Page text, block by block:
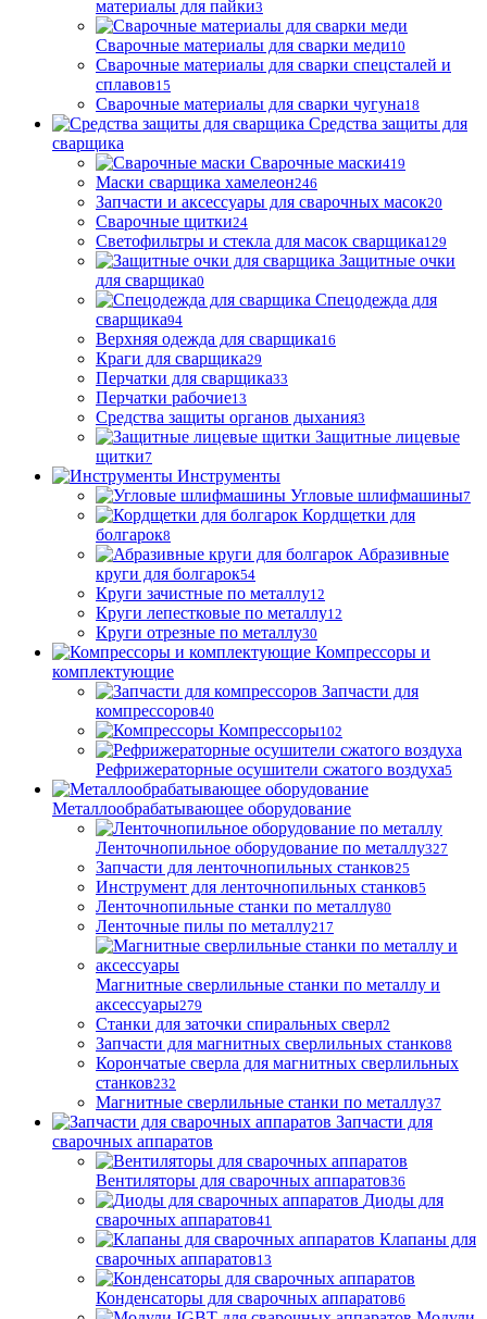
материалы для пайки3
Сварочные материалы для сварки меди10
Сварочные материалы для сварки спецсталей и
сплавов15
Сварочные материалы для сварки чугуна18
Средства защиты для
сварщика
Сварочные маски419
Маски сварщика хамелеон246
Запчасти и аксессуары для сварочных масок20
Сварочные щитки24
Светофильтры и стекла для масок сварщика129
Защитные очки
для сварщика0
Спецодежда для
сварщика94
Верхняя одежда для сварщика16
Краги для сварщика29
Перчатки для сварщика33
Перчатки рабочие13
Средства защиты органов дыхания3
Защитные лицевые
щитки7
Инструменты
Угловые шлифмашины7
Кордщетки для
болгарок8
Абразивные
круги для болгарок54
Круги зачистные по металлу12
Круги лепестковые по металлу12
Круги отрезные по металлу30
Компрессоры и
комплектующие
Запчасти для
компрессоров40
Компрессоры102
Рефрижераторные осушители сжатого воздуха5
Металлообрабатывающее оборудование
Ленточнопильное оборудование по металлу327
Запчасти для ленточнопильных станков25
Инструмент для ленточнопильных станков5
Ленточнопильные станки по металлу80
Ленточные пилы по металлу217
Магнитные сверлильные станки по металлу и
аксессуары279
Станки для заточки спиральных сверл2
Запчасти для магнитных сверлильных станков8
Корончатые сверла для магнитных сверлильных
станков232
Магнитные сверлильные станки по металлу37
Запчасти для
сварочных аппаратов
Вентиляторы для сварочных аппаратов36
Диоды для
сварочных аппаратов41
Клапаны для
сварочных аппаратов13
Конденсаторы для сварочных аппаратов6